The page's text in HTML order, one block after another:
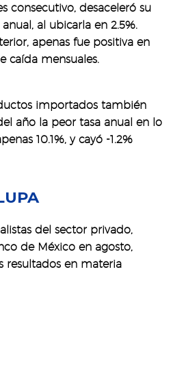
consecutivo, desaceleró su
al ubicarla en 2.5%.
apenas fue positiva en
caída mensuales.
importados también
año la peor tasa anual en lo
10.1%, y cayó -1.2%
del sector privado,
de México en agosto,
resultados en materia